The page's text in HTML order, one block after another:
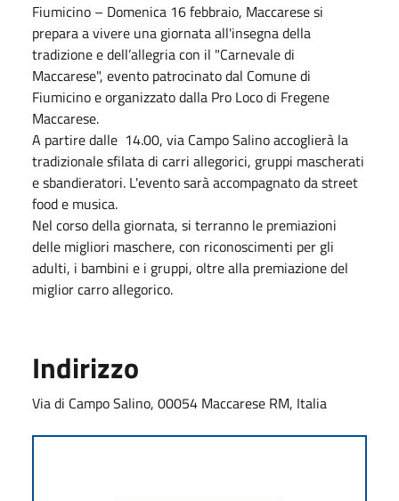
Fiumicino – Domenica 16 febbraio, Maccarese si
prepara a vivere una giornata all'insegna della
tradizione e dell’allegria con il "Carnevale di
Maccarese", evento patrocinato dal Comune di
Fiumicino e organizzato dalla Pro Loco di Fregene
Maccarese.
A partire dalle 14.00, via Campo Salino accoglierà la
tradizionale sfilata di carri allegorici, gruppi mascherati
e sbandieratori. L'evento sarà accompagnato da street
food e musica.
Nel corso della giornata, si terranno le premiazioni
delle migliori maschere, con riconoscimenti per gli
adulti, i bambini e i gruppi, oltre alla premiazione del
miglior carro allegorico.
Indirizzo
Via di Campo Salino, 00054 Maccarese RM, Italia